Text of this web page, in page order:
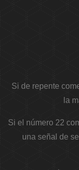
Si de repente
la
Si el número 22
una señal de